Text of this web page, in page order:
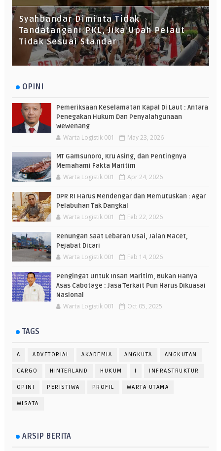
Syahbandar Diminta Tidak
Tandatangani PKL, Jika Upah Pelaut
Tidak Sesuai Standar
OPINI
Pemeriksaan Keselamatan Kapal Di Laut : Antara
Penegakan Hukum Dan Penyalahgunaan
Wewenang
Warta Logistik 001 May 23, 2026
MT Gamsunoro, Kru Asing, dan Pentingnya
Memahami Fakta Maritim
Warta Logistik 001 Apr 24, 2026
DPR RI Harus Mendengar dan Memutuskan : Agar
Pelabuhan Tak Dangkal
Warta Logistik 001 Feb 22, 2026
Renungan Saat Lebaran Usai, Jalan Macet,
Pejabat Dicari
Warta Logistik 001 Feb 14, 2026
Pengingat Untuk Insan Maritim, Bukan Hanya
Asas Cabotage : Jasa Terkait Pun Harus Dikuasai
Nasional
Warta Logistik 001 Oct 05, 2025
TAGS
A ADVETORIAL AKADEMIA ANGKUTA ANGKUTAN
CARGO HINTERLAND HUKUM I INFRASTRUKTUR
OPINI PERISTIWA PROFIL WARTA UTAMA
WISATA
ARSIP BERITA